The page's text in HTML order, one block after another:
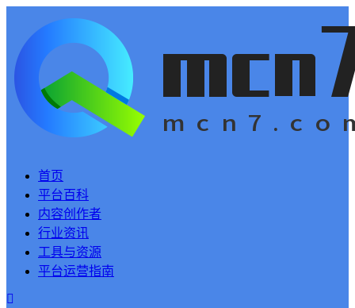
首页
平台百科
内容创作者
行业资讯
工具与资源
平台运营指南